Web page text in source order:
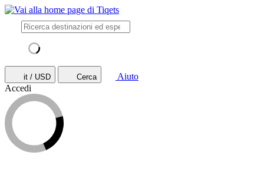
it / USD Cerca
Aiuto
Accedi